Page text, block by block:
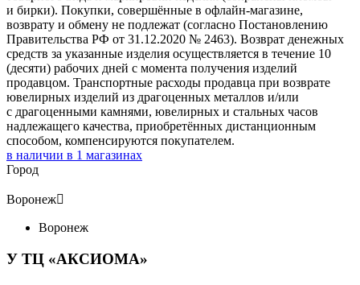
и бирки). Покупки, совершённые в офлайн-магазине,
возврату и обмену не подлежат (согласно Постановлению
Правительства РФ от 31.12.2020 № 2463). Возврат денежных
средств за указанные изделия осуществляется в течение 10
(десяти) рабочих дней с момента получения изделий
продавцом. Транспортные расходы продавца при возврате
ювелирных изделий из драгоценных металлов и/или
с драгоценными камнями, ювелирных и стальных часов
надлежащего качества, приобретённых дистанционным
способом, компенсируются покупателем.
в наличии в 1 магазинах
Город
Воронеж
Воронеж
У ТЦ «АКСИОМА»